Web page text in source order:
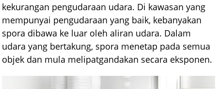
kekurangan pengudaraan udara. Di kawasan yang
mempunyai pengudaraan yang baik, kebanyakan
spora dibawa ke luar oleh aliran udara. Dalam
udara yang bertakung, spora menetap pada semua
objek dan mula melipatgandakan secara eksponen.